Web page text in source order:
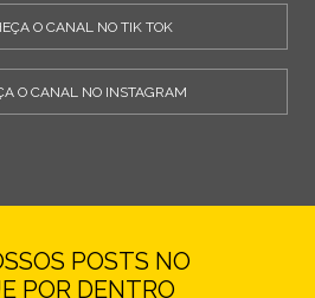
O CANAL NO TIK TOK
O CANAL NO INSTAGRAM
POSTS NO
POR DENTRO